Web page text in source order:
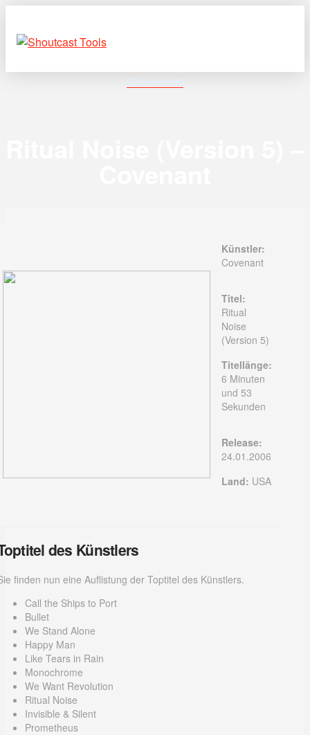
Covenant
Künstler:
Covenant
Titel:
Ritual
Noise
(Version 5)
Titellänge:
6 Minuten
und 53
Sekunden
Release:
24.01.2006
Land: USA
des Künstlers
finden nun eine Auflistung der Toptitel des Künstlers.
Call the Ships to Port
Bullet
We Stand Alone
Happy Man
Like Tears in Rain
Monochrome
We Want Revolution
Ritual Noise
Invisible & Silent
Prometheus